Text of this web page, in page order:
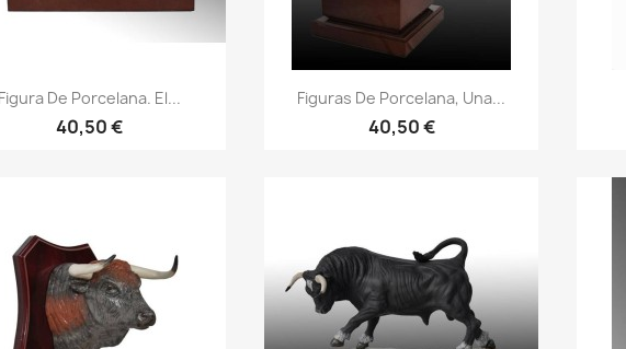
De Porcelana. El...
40,50 €
Figuras De Porcelana, Una...
40,50 €